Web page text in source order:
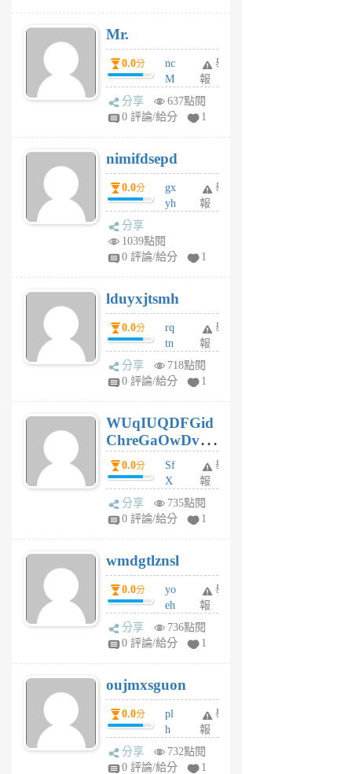
Mr.
0.0分
nc
M
U
F
U
5
個
月
舉
報
分享
637點閱
0 評論/給分
1
nimifdsepd
0.0分
gx
yh
jl
月
前
舉
報
分享
1039點閱
0 評論/給分
1
lduyxjtsmh
0.0分
rq
tn
jt
gl
個
月
前
舉
報
分享
718點閱
0 評論/給分
1
WUqIUQDFGid
ChreGaOwDv
dY0.0分
Sf
X
Pe
Jc
R
P
m
v
A
V
個
月
前
舉
報
分享
735點閱
0 評論/給分
1
wmdgtlznsl
0.0分
yo
eh
ld
gy
個
月
前
舉
報
分享
736點閱
0 評論/給分
1
oujmxsguon
0.0分
pl
h
wi
w
舉
報
分享
732點閱
0 評論/給分
1